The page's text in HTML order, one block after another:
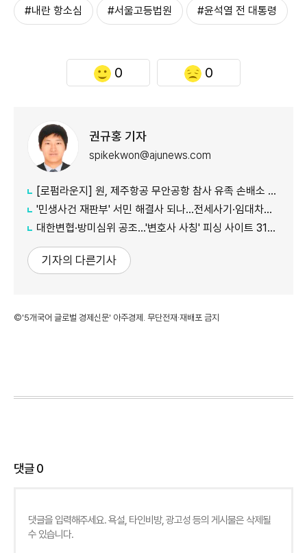
#내란 항소심 #서울고등법원 #윤석열 전 대통령
0 0
권규홍 기자
spikekwon@ajunews.com
[로펌라운지] 원, 제주항공 무안공항 참사 유족 손배소 대리..."참사 진상 명확히 규명"
'민생사건 재판부' 서민 해결사 되나...전세사기·임대차분쟁 평균 3개월내 해결
대한변협·방미심위 공조…'변호사 사칭' 피싱 사이트 31건 무더기 차단
기자의 다른기사
©'5개국어 글로벌 경제신문' 아주경제. 무단전재·재배포 금지
댓글0